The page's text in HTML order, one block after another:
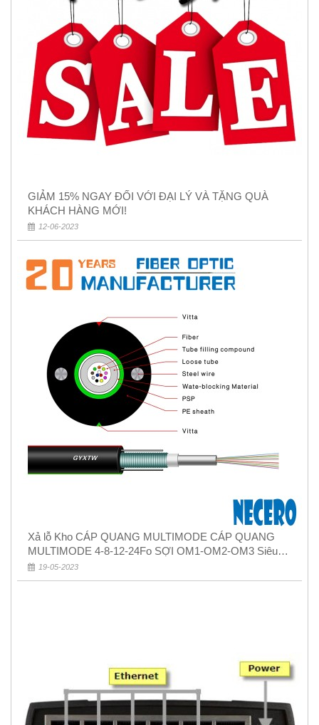
GIẢM 15% NGAY ĐỐI VỚI ĐẠI LÝ VÀ TẶNG QUÀ
KHÁCH HÀNG MỚI!
12-06-2023
Xả lỗ Kho CÁP QUANG MULTIMODE CÁP QUANG
MULTIMODE 4-8-12-24Fo SỢI OM1-OM2-OM3 Siêu
Rẻ 5k
19-05-2023